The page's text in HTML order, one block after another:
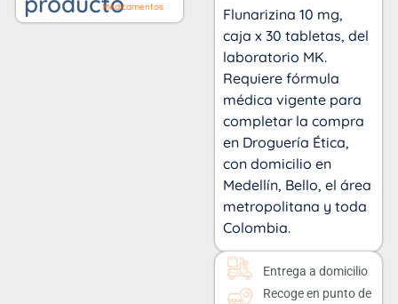
Medicamentos
Flunarizina 10 mg,
caja x 30 tabletas, del
laboratorio MK.
Requiere fórmula
médica vigente para
completar la compra
en Droguería Ética,
con domicilio en
Medellín, Bello, el área
metropolitana y toda
Colombia.
Entrega a domicilio
Recoge en punto de